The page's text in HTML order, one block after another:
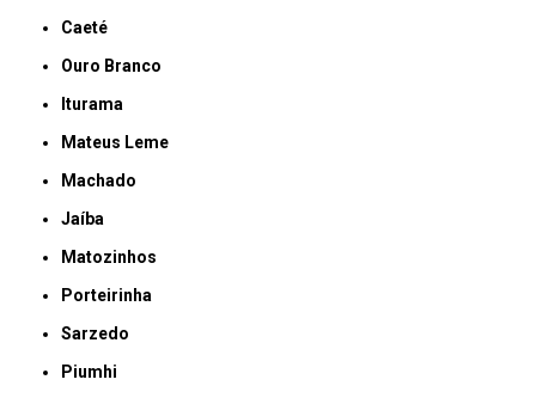
Caeté
Ouro Branco
Iturama
Mateus Leme
Machado
Jaíba
Matozinhos
Porteirinha
Sarzedo
Piumhi